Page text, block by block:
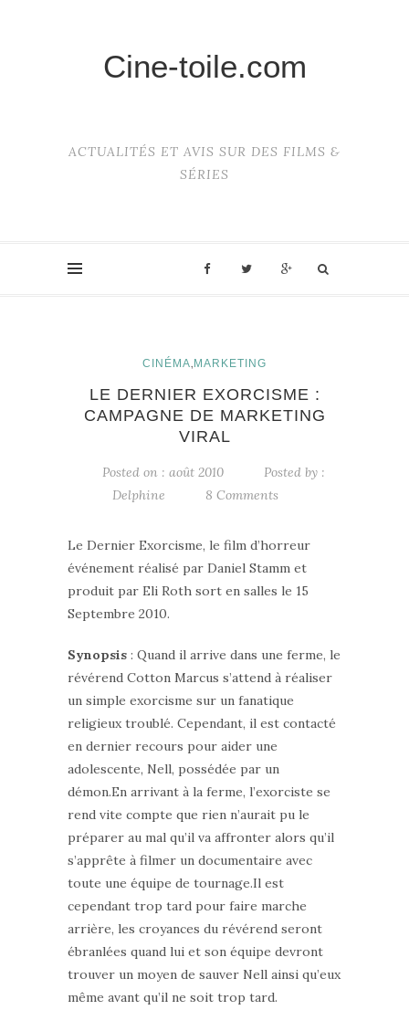
Cine-toile.com
ACTUALITÉS ET AVIS SUR DES FILMS &
SÉRIES
CINÉMA, MARKETING
LE DERNIER EXORCISME :
CAMPAGNE DE MARKETING
VIRAL
Posted on : août 2010
Posted by :
Delphine
8 Comments
Le Dernier Exorcisme, le film d’horreur
événement réalisé par Daniel Stamm et
produit par Eli Roth sort en salles le 15
Septembre 2010.
Synopsis : Quand il arrive dans une ferme, le
révérend Cotton Marcus s’attend à réaliser
un simple exorcisme sur un fanatique
religieux troublé. Cependant, il est contacté
en dernier recours pour aider une
adolescente, Nell, possédée par un
démon.En arrivant à la ferme, l’exorciste se
rend vite compte que rien n’aurait pu le
préparer au mal qu’il va affronter alors qu’il
s’apprête à filmer un documentaire avec
toute une équipe de tournage.Il est
cependant trop tard pour faire marche
arrière, les croyances du révérend seront
ébranlées quand lui et son équipe devront
trouver un moyen de sauver Nell ainsi qu’eux
même avant qu’il ne soit trop tard.